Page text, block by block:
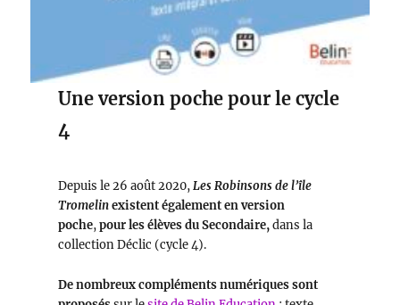
Une version poche pour le cycle
4
Depuis le 26 août 2020,Les Robinsons de l’île
Tromelinexistent également en version
poche,pour les élèves du Secondaire,dans la
collection Déclic (cycle 4).
De nombreux compléments numériques sont